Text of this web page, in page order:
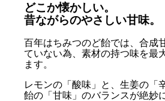
どこか懐かしい。
昔ながらのやさしい甘味。
百年はちみつのど飴では、合成
ていない為、素材の持つ味を最
ます。
レモンの「酸味」と、生姜の「
飴の「甘味」のバランスが絶妙